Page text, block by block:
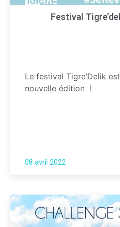
Festival
Le festival Tigre’Delik
nouvelle édition !
08 avril 2022